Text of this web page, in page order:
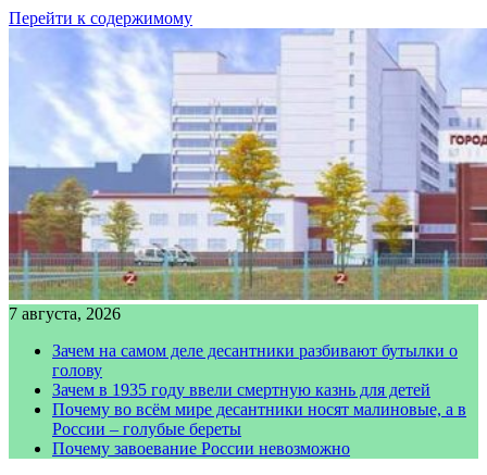
Перейти к содержимому
7 августа, 2026
Зачем на самом деле десантники разбивают бутылки о
голову
Зачем в 1935 году ввели смертную казнь для детей
Почему во всём мире десантники носят малиновые, а в
России – голубые береты
Почему завоевание России невозможно